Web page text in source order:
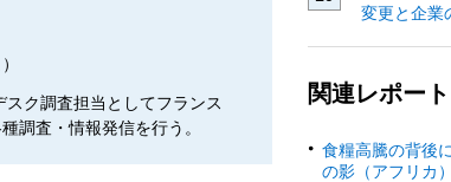
ク調査担当としてフランス
調査・情報発信を行う。
変更と企業
関連レポート
食糧高騰の背後
の影（アフリカ）